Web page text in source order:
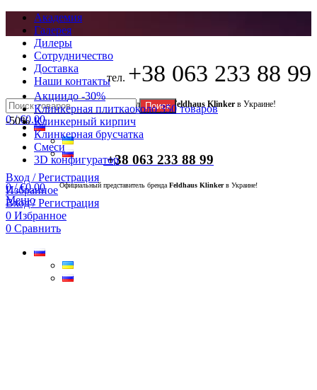
Академия
Галерея
Дилеры
Сотрудничество
Доставка
Наши контакты
Официальный представитель брендаFeldhaus Klinker в Украине!
Вход / Регистрация
Избранное
Вход / Регистрация
0 Избранное
0 Сравнить
тел. +38 063 233 88 99
Поиск
0/ €0.00
+38 063 233 88 99
0/ €0.00
Меню
Акциидо -30%
Клинкерная плиткаоколо 350 товаров
Клинкерный кирпич
Клинкерная брусчатка
Смеси
3D конфигуратор
Официальный представитель бренда Feldhaus Klinkerв Украине!
-50%